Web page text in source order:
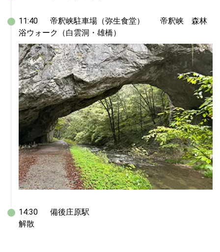
11:40	帝釈峡駐車場（弥生食堂）	帝釈峡　森林
浴ウォーク（白雲洞・雄橋）
14:30	備後庄原駅
解散